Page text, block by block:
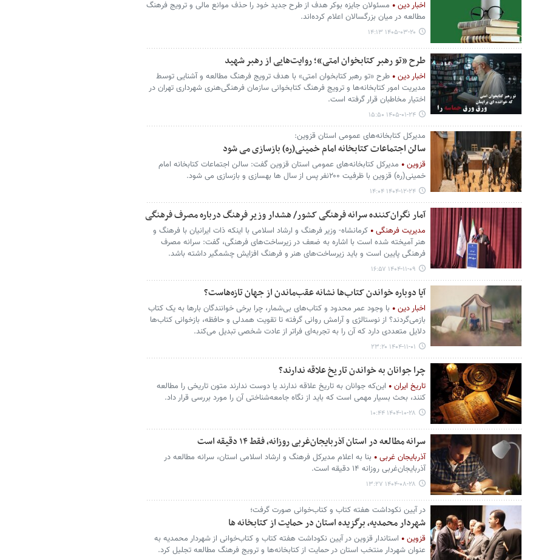
اخبار دین
مسئولان جایزه بوکر هدف از طرح جدید خود را حذف موانع مالی و ترویج فرهنگ
مطالعه در میان بزرگسالان اعلام کرده‌اند.
۱۴۰۵-۰۳-۲۰ ۱۴:۱۳
طرح «تو رهبر کتابخوان امتی»؛ روایت‌هایی از رهبر شهید
اخبار دین
طرح «تو رهبر کتابخوان امتی» با هدف ترویج فرهنگ مطالعه و آشنایی توسط
مدیریت امور کتابخانه‌ها و ترویج فرهنگ کتابخوانی سازمان فرهنگی‌هنری شهرداری تهران در
اختیار مخاطبان قرار گرفته است.
۱۴۰۵-۰۱-۲۴ ۱۵:۵۰
مدیرکل کتابخانه‌های عمومی استان قزوین:
سالن اجتماعات کتابخانه امام خمینی(ره) بازسازی می شود
قزوین
مدیرکل کتابخانه‌های عمومی استان قزوین گفت: سالن اجتماعات کتابخانه امام
خمینی(ره) قزوین با ظرفیت ۲۰۰نفر پس از سال ها بهسازی و بازسازی می شود.
۱۴۰۴-۱۲-۲۴ ۱۴:۰۴
آمار نگران‌کننده سرانه فرهنگی کشور/ هشدار وزیر فرهنگ درباره مصرف فرهنگی
مدیریت فرهنگی
کرمانشاه- وزیر فرهنگ و ارشاد اسلامی با اینکه ذات ایرانیان با فرهنگ و
هنر آمیخته شده است با اشاره به ضعف در زیرساخت‌های فرهنگی، گفت: سرانه مصرف
فرهنگی پایین است و باید زیرساخت‌های هنر و فرهنگ افزایش چشمگیر داشته باشد.
۱۴۰۴-۱۱-۰۹ ۱۶:۵۷
آیا دوباره خواندن کتاب‌ها نشانه عقب‌ماندن از جهان تازه‌هاست؟
اخبار دین
با وجود عمر محدود و کتاب‌های بی‌شمار، چرا برخی خوانندگان بارها به یک کتاب
بازمی‌گردند؟ از نوستالژی و آرامش روانی گرفته تا تقویت همدلی و حافظه، بازخوانی کتاب‌ها
دلایل متعددی دارد که آن را به تجربه‌ای فراتر از عادت شخصی تبدیل می‌کند.
۱۴۰۴-۱۱-۰۱ ۲۳:۲۰
چرا جوانان به خواندن تاریخ علاقه ندارند؟
تاریخ ایران
این‌که جوانان به تاریخ علاقه ندارند یا دوست ندارند متون تاریخی را مطالعه
کنند، بحث بسیار مهمی است که باید از نگاه جامعه‌شناختی آن را مورد بررسی قرار داد.
۱۴۰۴-۱۰-۲۸ ۱۰:۴۴
سرانه مطالعه در استان آذربایجان‌غربی روزانه، فقط ۱۴ دقیقه است
آذربایجان غربی
بنا به اعلام مدیرکل فرهنگ و ارشاد اسلامی استان، سرانه مطالعه در
آذربایجان‌غربی روزانه ۱۴ دقیقه است.
۱۴۰۴-۰۸-۲۸ ۱۳:۲۷
در آیین نکوداشت هفته کتاب و کتاب‌خوانی صورت گرفت؛
شهردار محمدیه، برگزیده استان در حمایت از کتابخانه ها
قزوین
استاندار قزوین در آیین نکوداشت هفته کتاب و کتاب‌خوانی از شهردار محمدیه به
عنوان شهردار منتخب استان در حمایت از کتابخانه‌ها و ترویج فرهنگ مطالعه تجلیل کرد.